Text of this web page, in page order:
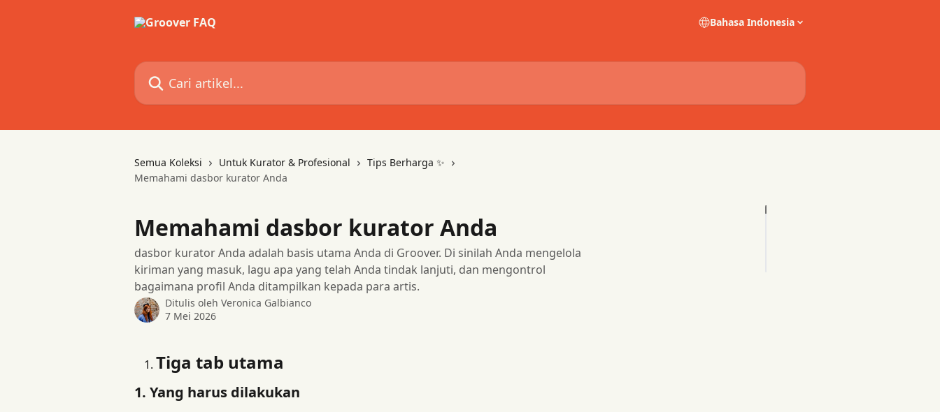
Bahasa Indonesia
Cari artikel...
Semua Koleksi Untuk Kurator & Profesional
Tips Berharga ✨
Memahami dasbor kurator Anda
Memahami dasbor kurator Anda
dasbor kurator Anda adalah basis utama Anda di Groover. Di sinilah Anda mengelola
kiriman yang masuk, lagu apa yang telah Anda tindak lanjuti, dan mengontrol
bagaimana profil Anda ditampilkan kepada para artis.
Ditulis oleh Veronica Galbianco
7 Mei 2026
Tiga tab utama
1. Yang harus dilakukan